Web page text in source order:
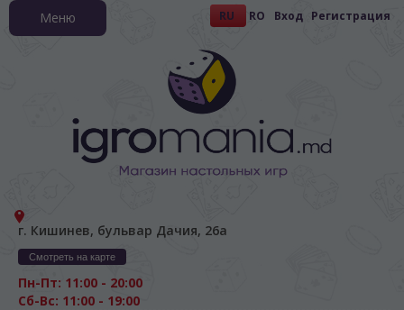
RU RO Вход Регистрация
г. Кишинев, бульвар Дачия, 26а
Смотреть на карте
Пн-Пт: 11:00 - 20:00
Сб-Вс: 11:00 - 19:00
Меню